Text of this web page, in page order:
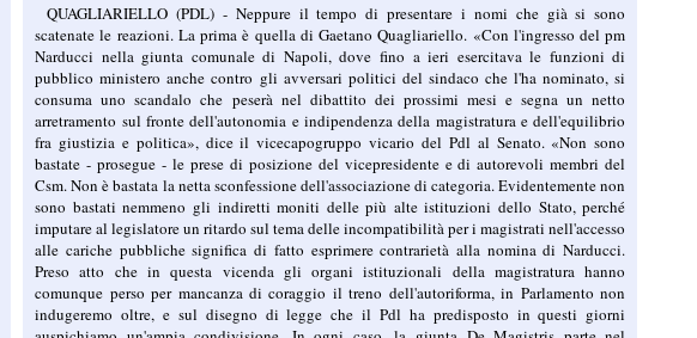
QUAGLIARIELLO (PDL) - Neppure il tempo di presentare i nomi che già si sono
scatenate le reazioni. La prima è quella di Gaetano Quagliariello. «Con l'ingresso del pm
Narducci nella giunta comunale di Napoli, dove fino a ieri esercitava le funzioni di
pubblico ministero anche contro gli avversari politici del sindaco che l'ha nominato, si
consuma uno scandalo che peserà nel dibattito dei prossimi mesi e segna un netto
arretramento sul fronte dell'autonomia e indipendenza della magistratura e dell'equilibrio
fra giustizia e politica», dice il vicecapogruppo vicario del Pdl al Senato. «Non sono
bastate - prosegue - le prese di posizione del vicepresidente e di autorevoli membri del
Csm. Non è bastata la netta sconfessione dell'associazione di categoria. Evidentemente non
sono bastati nemmeno gli indiretti moniti delle più alte istituzioni dello Stato, perché
imputare al legislatore un ritardo sul tema delle incompatibilità per i magistrati nell'accesso
alle cariche pubbliche significa di fatto esprimere contrarietà alla nomina di Narducci.
Preso atto che in questa vicenda gli organi istituzionali della magistratura hanno
comunque perso per mancanza di coraggio il treno dell'autoriforma, in Parlamento non
indugeremo oltre, e sul disegno di legge che il Pdl ha predisposto in questi giorni